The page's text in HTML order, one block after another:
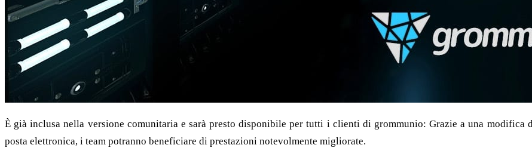
È già inclusa nella versione comunitaria e sarà presto disponibile per tutti i clienti di grommunio: Grazie a una modifica
posta elettronica, i team potranno beneficiare di prestazioni notevolmente migliorate.